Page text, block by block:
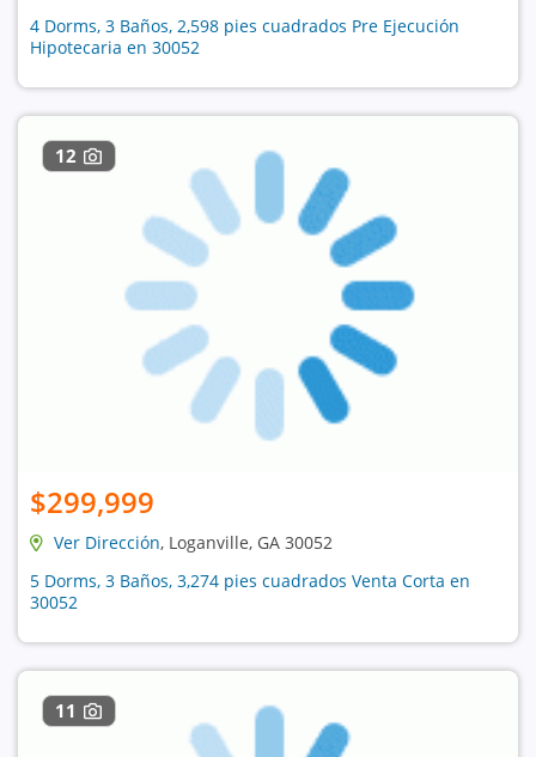
4 Dorms, 3 Baños, 2,598 pies cuadrados Pre Ejecución
Hipotecaria en 30052
12
$299,999
Ver Dirección, Loganville, GA 30052
5 Dorms, 3 Baños, 3,274 pies cuadrados Venta Corta en
30052
11